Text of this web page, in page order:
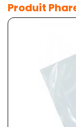
Produit